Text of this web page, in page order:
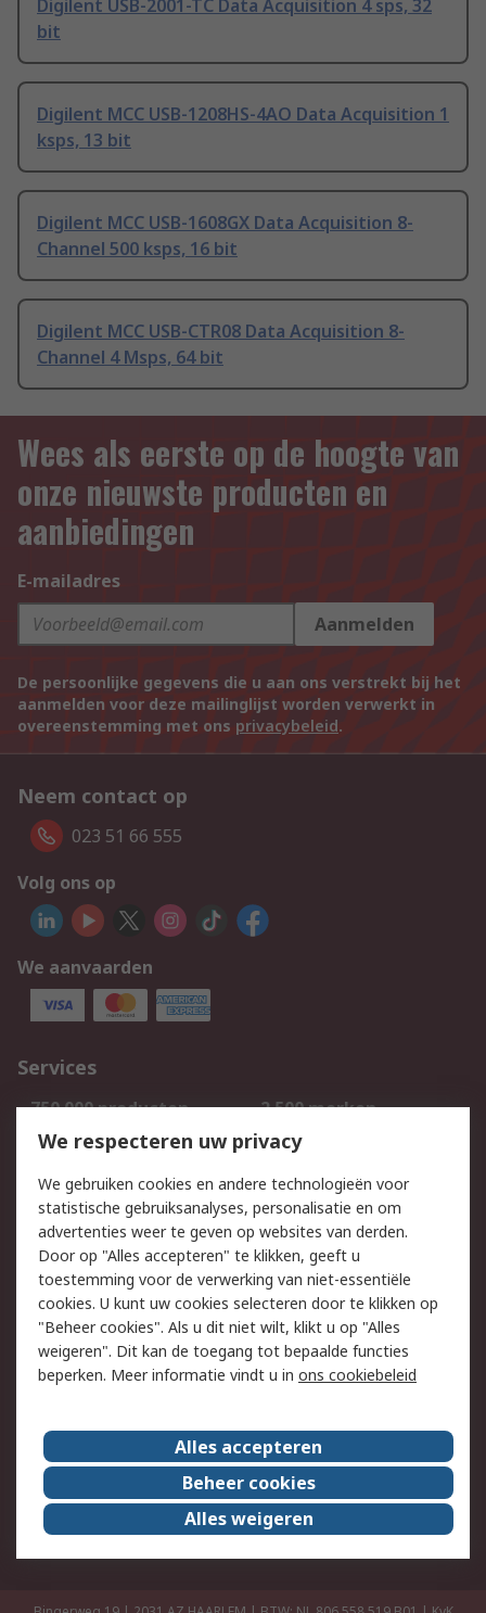
Digilent USB-2001-TC Data Acquisition 4 sps, 32
bit
Digilent MCC USB-1208HS-4AO Data Acquisition 1
ksps, 13 bit
Digilent MCC USB-1608GX Data Acquisition 8-
Channel 500 ksps, 16 bit
Digilent MCC USB-CTR08 Data Acquisition 8-
Channel 4 Msps, 64 bit
Wees als eerste op de hoogte van
onze nieuwste producten en
aanbiedingen
E-mailadres
Aanmelden
De persoonlijke gegevens die u aan ons verstrekt bij het
aanmelden voor deze mailinglijst worden verwerkt in
overeenstemming met ons privacybeleid.
Neem contact op
023 51 66 555
Volg ons op
We aanvaarden
Services
750.000 producten
2.500 merken
Bestellen
Inkoopoplossingen
Track & Trace
Wettelijk
Cookiebeleid
Email veiligheid
Privacybeleid
Websitevoorwaarden
Algemene
verkoopvoorwaarden
Over RS
RS Group
Over ons
RS wereldwijd
Werken bij RS
ESG
We respecteren uw privacy
We gebruiken cookies en andere technologieën voor
statistische gebruiksanalyses, personalisatie en om
advertenties weer te geven op websites van derden.
Door op "Alles accepteren" te klikken, geeft u
toestemming voor de verwerking van niet-essentiële
cookies. U kunt uw cookies selecteren door te klikken op
"Beheer cookies". Als u dit niet wilt, klikt u op "Alles
weigeren". Dit kan de toegang tot bepaalde functies
beperken. Meer informatie vindt u in ons cookiebeleid
Alles accepteren
Beheer cookies
Alles weigeren